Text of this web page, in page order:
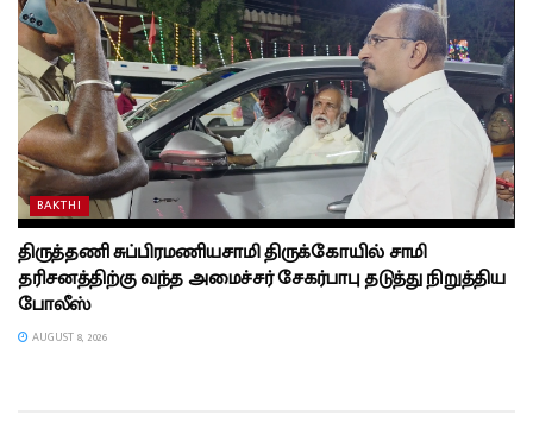
BAKTHI
திருத்தணி சுப்பிரமணியசாமி திருக்கோயில் சாமி
தரிசனத்திற்கு வந்த அமைச்சர் சேகர்பாபு தடுத்து நிறுத்திய
போலீஸ்
AUGUST 8, 2026